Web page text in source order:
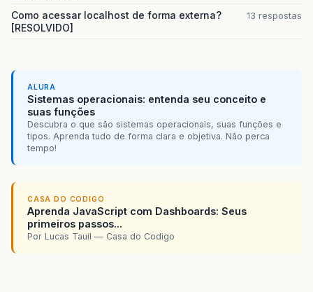
Como acessar localhost de forma externa?
[RESOLVIDO]
13 respostas
ALURA
Sistemas operacionais: entenda seu conceito e
suas funções
Descubra o que são sistemas operacionais, suas funções e
tipos. Aprenda tudo de forma clara e objetiva. Não perca
tempo!
CASA DO CODIGO
Aprenda JavaScript com Dashboards: Seus
primeiros passos...
Por Lucas Tauil — Casa do Codigo